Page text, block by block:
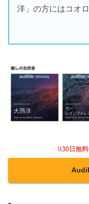
洋」の方にはコオ
\\30日無